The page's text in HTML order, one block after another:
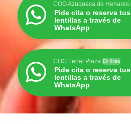
COG Azuqueca de Henares
Pide cita o reserva tus
lentillas a través de
WhatsApp
COG Ferial Plaza En línea
Pide cita o reserva tus
lentillas a través de
WhatsApp